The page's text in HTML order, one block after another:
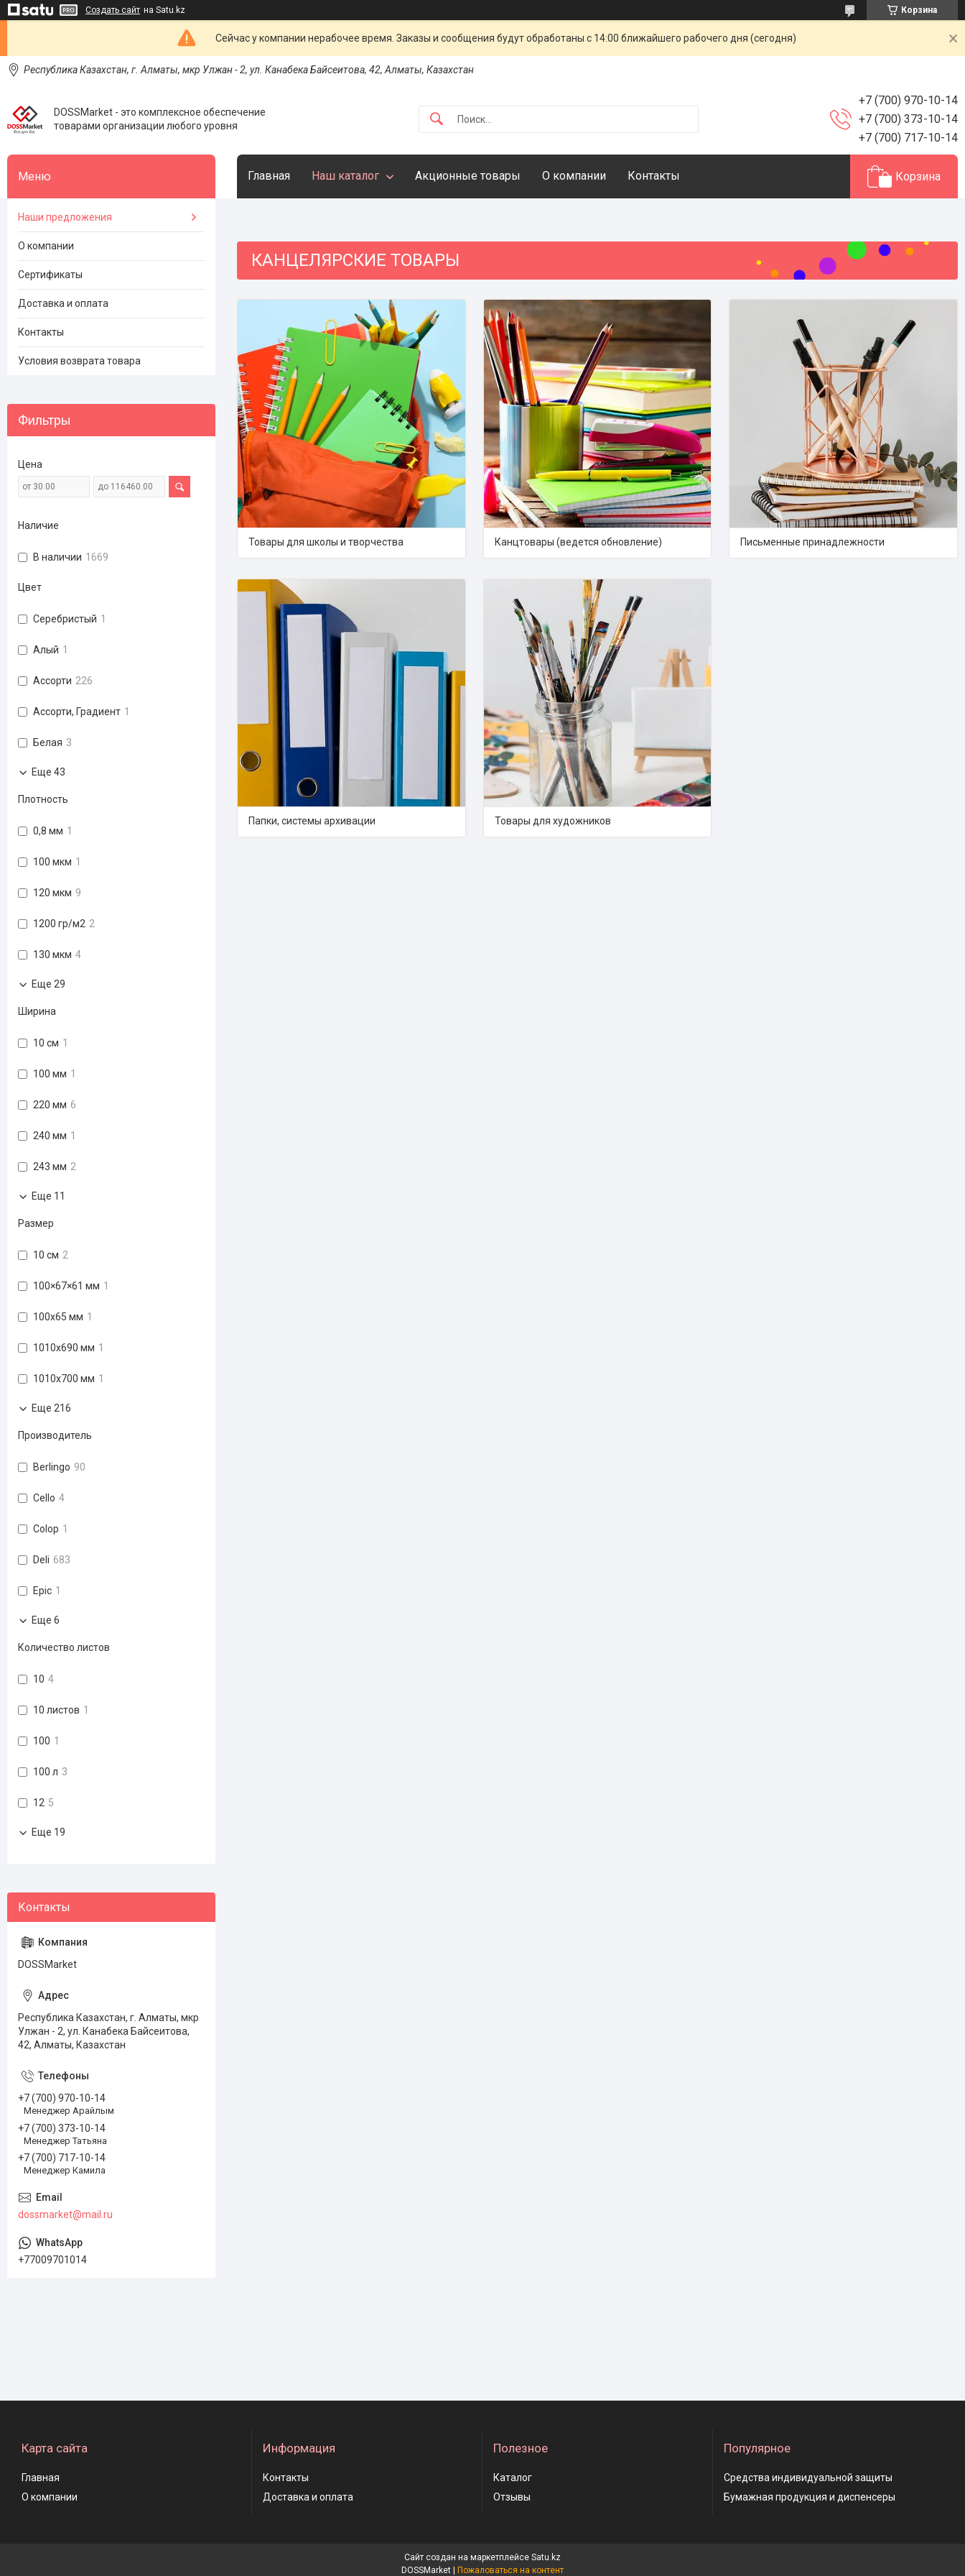
Создать сайт на Satu.kz Корзина
Сейчас у компании нерабочее время. Заказы и сообщения будут обработаны с 14:00 ближайшего рабочего дня (сегодня)
Республика Казахстан, г. Алматы, мкр Улжан - 2, ул. Канабека Байсеитова, 42, Алматы, Казахстан
DOSSMarket - это комплексное обеспечение
товарами организации любого уровня
+7 (700) 970-10-14
+7 (700) 373-10-14
+7 (700) 717-10-14
Главная Наш каталог Акционные товары О компании Контакты Корзина
КАНЦЕЛЯРСКИЕ ТОВАРЫ
Товары для школы и творчества Канцтовары (ведется обновление) Письменные принадлежности
Папки, системы архивации Товары для художников
Наши предложения
О компании
Сертификаты
Доставка и оплата
Контакты
Условия возврата товара
Фильтры
Цена
Наличие
В наличии 1669
Цвет
Cеребристый 1
Алый 1
Ассорти 226
Ассорти, Градиент 1
Белая 3
Еще 43
Плотность
0,8 мм 1
100 мкм 1
120 мкм 9
1200 гр/м2 2
130 мкм 4
Еще 29
Ширина
10 см 1
100 мм 1
220 мм 6
240 мм 1
243 мм 2
Еще 11
Размер
10 см 2
100×67×61 мм 1
100х65 мм 1
1010x690 мм 1
1010x700 мм 1
Еще 216
Производитель
Berlingo 90
Cello 4
Colop 1
Deli 683
Epic 1
Еще 6
Количество листов
10 4
10 листов 1
100 1
100 л 3
12 5
Еще 19
DOSSMarket
Республика Казахстан, г. Алматы, мкр
Улжан - 2, ул. Канабека Байсеитова,
42, Алматы, Казахстан
+7 (700) 970-10-14
Менеджер Арайлым
+7 (700) 373-10-14
Менеджер Татьяна
+7 (700) 717-10-14
Менеджер Камила
dossmarket@mail.ru
+77009701014
Карта сайта
Главная
О компании
Информация
Контакты
Доставка и оплата
Полезное
Каталог
Отзывы
Популярное
Средства индивидуальной защиты
Бумажная продукция и диспенсеры
Сайт создан на маркетплейсе Satu.kz
Пожаловаться на контент